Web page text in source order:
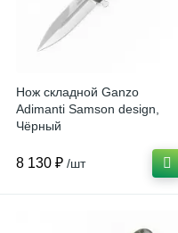
Нож складной Ganzo
Adimanti Samson design,
Чёрный
8 130 ₽ /шт